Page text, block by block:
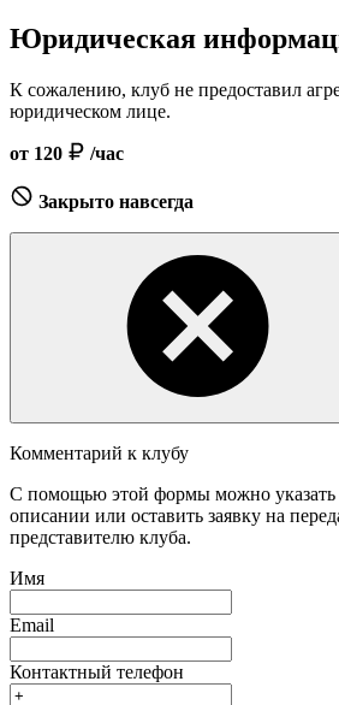
Юридическая
К сожалению, клуб не предоставил
юридическом лице.
от 120 /час
Закрыто навсегда
Комментарий к клубу
С помощью этой формы можно указать
описании или оставить заявку на
представителю клуба.
Имя
Email
Контактный телефон